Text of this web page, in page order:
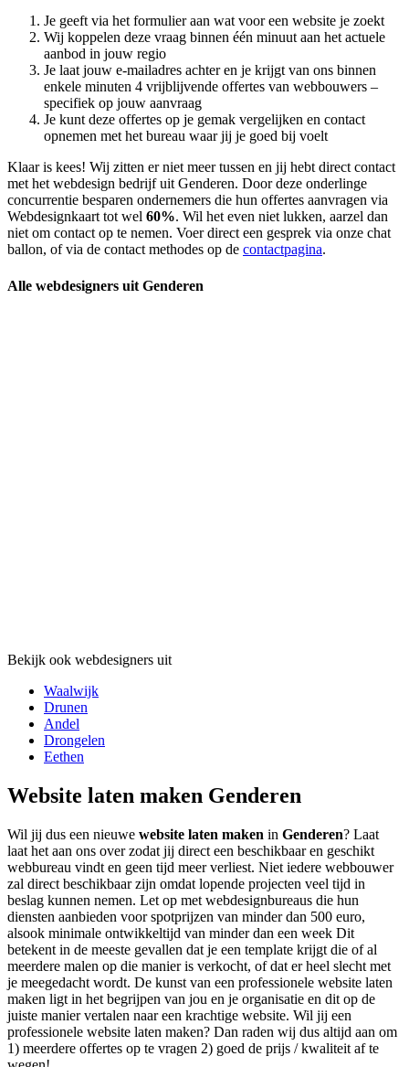
Je geeft via het formulier aan wat voor een website je zoekt
Wij koppelen deze vraag binnen één minuut aan het actuele
aanbod in jouw regio
Je laat jouw e-mailadres achter en je krijgt van ons binnen
enkele minuten 4 vrijblijvende offertes van webbouwers –
specifiek op jouw aanvraag
Je kunt deze offertes op je gemak vergelijken en contact
opnemen met het bureau waar jij je goed bij voelt
Klaar is kees! Wij zitten er niet meer tussen en jij hebt direct contact
met het webdesign bedrijf uit Genderen. Door deze onderlinge
concurrentie besparen ondernemers die hun offertes aanvragen via
Webdesignkaart tot wel 60%. Wil het even niet lukken, aarzel dan
niet om contact op te nemen. Voer direct een gesprek via onze chat
ballon, of via de contact methodes op de contactpagina.
Alle webdesigners uit Genderen
Bekijk ook webdesigners uit
Waalwijk
Drunen
Andel
Drongelen
Eethen
Website laten maken Genderen
Wil jij dus een nieuwe website laten maken in Genderen? Laat
laat het aan ons over zodat jij direct een beschikbaar en geschikt
webbureau vindt en geen tijd meer verliest. Niet iedere webbouwer
zal direct beschikbaar zijn omdat lopende projecten veel tijd in
beslag kunnen nemen. Let op met webdesignbureaus die hun
diensten aanbieden voor spotprijzen van minder dan 500 euro,
alsook minimale ontwikkeltijd van minder dan een week Dit
betekent in de meeste gevallen dat je een template krijgt die of al
meerdere malen op die manier is verkocht, of dat er heel slecht met
je meegedacht wordt. De kunst van een professionele website laten
maken ligt in het begrijpen van jou en je organisatie en dit op de
juiste manier vertalen naar een krachtige website. Wil jij een
professionele website laten maken? Dan raden wij dus altijd aan om
1) meerdere offertes op te vragen 2) goed de prijs / kwaliteit af te